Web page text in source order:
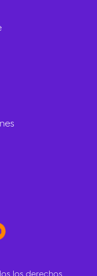
los derechos